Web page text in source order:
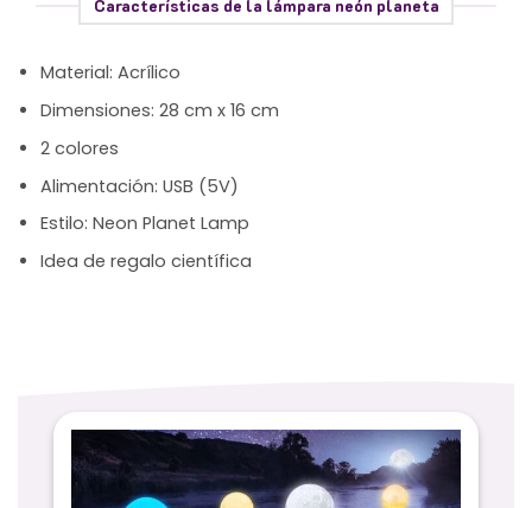
Características de la lámpara neón planeta
Material: Acrílico
Dimensiones: 28 cm x 16 cm
2 colores
Alimentación: USB (5V)
Estilo: Neon Planet Lamp
Idea de regalo científica